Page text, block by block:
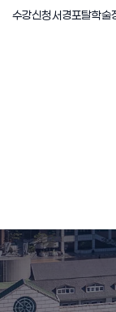
수강신청(새창 열림)
서경포탈(새창
학술